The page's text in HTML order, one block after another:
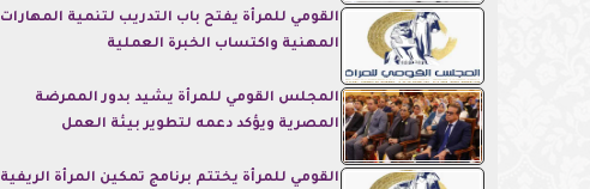
القومي للمرأة يفتح باب التدريب لتنمية المهارات
المهنية واكتساب الخبرة العملية
المجلس القومي للمرأة يشيد بدور الممرضة
المصرية ويؤكد دعمه لتطوير بيئة العمل
القومي للمرأة يختتم برنامج تمكين المرأة الريفية